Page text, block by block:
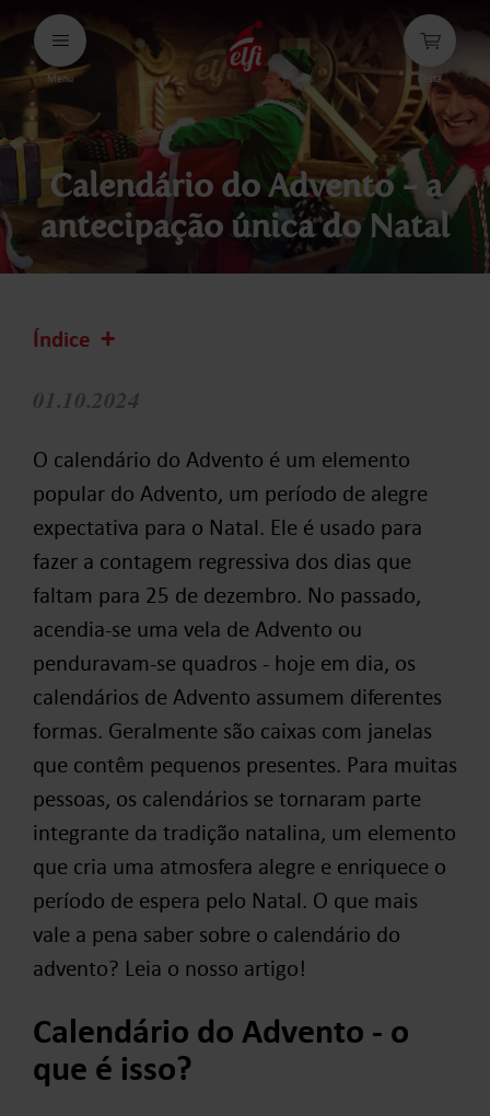
Avançar
conteúdos
Menu Cesta
Calendário do Advento - a
antecipação única do Natal
Índice
01.10.2024
O calendário do Advento é um elemento
popular do Advento, um período de alegre
expectativa para o Natal. Ele é usado para
fazer a contagem regressiva dos dias que
faltam para 25 de dezembro. No passado,
acendia-se uma vela de Advento ou
penduravam-se quadros - hoje em dia, os
calendários de Advento assumem diferentes
formas. Geralmente são caixas com janelas
que contêm pequenos presentes. Para muitas
pessoas, os calendários se tornaram parte
integrante da tradição natalina, um elemento
que cria uma atmosfera alegre e enriquece o
período de espera pelo Natal. O que mais
vale a pena saber sobre o calendário do
advento? Leia o nosso artigo!
Calendário do Advento - o
que é isso?